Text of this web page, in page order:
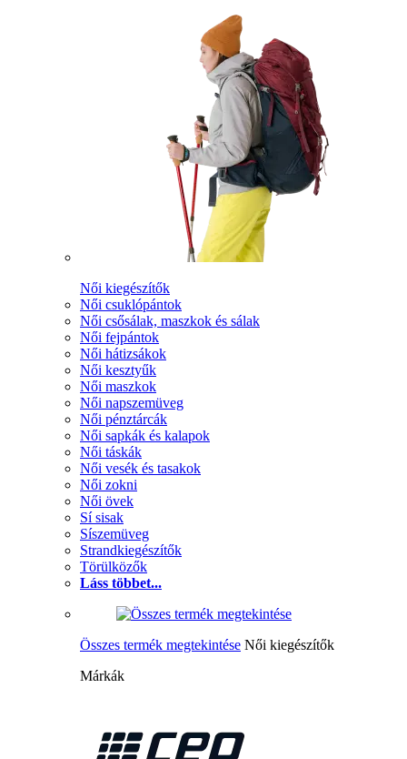
Női kiegészítők
Női csuklópántok
Női csősálak, maszkok és sálak
Női fejpántok
Női hátizsákok
Női kesztyűk
Női maszkok
Női napszemüveg
Női pénztárcák
Női sapkák és kalapok
Női táskák
Női vesék és tasakok
Női zokni
Női övek
Sí sisak
Síszemüveg
Strandkiegészítők
Törülközők
Láss többet...
Összes termék megtekintése Női kiegészítők
Márkák